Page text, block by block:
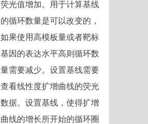
荧光值增加。用于计算基线
的循环数量是可以改变的，
如果使用高模板量或者靶标
基因的表达水平高则循环数
量需要减少。设置基线需要
查看线性度扩增曲线的荧光
数据。设置基线，使得扩增
曲线的增长所开始的循环圈